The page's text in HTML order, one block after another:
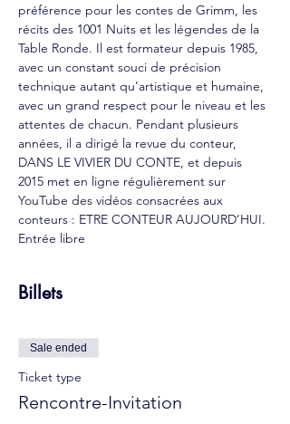
préférence pour les contes de Grimm, les
récits des 1001 Nuits et les légendes de la
Table Ronde. Il est formateur depuis 1985,
avec un constant souci de précision
technique autant qu’artistique et humaine,
avec un grand respect pour le niveau et les
attentes de chacun. Pendant plusieurs
années, il a dirigé la revue du conteur,
DANS LE VIVIER DU CONTE, et depuis
2015 met en ligne régulièrement sur
YouTube des vidéos consacrées aux
conteurs : ETRE CONTEUR AUJOURD’HUI.
Entrée libre
Billets
Sale ended
Ticket type
Rencontre-Invitation